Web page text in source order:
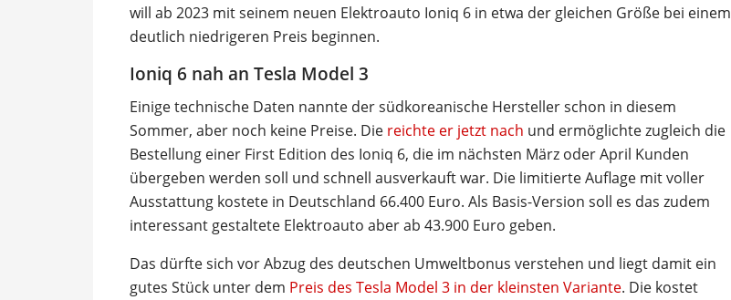
will ab 2023 mit seinem neuen Elektroauto Ioniq 6 in etwa der gleichen Größe bei einem
deutlich niedrigeren Preis beginnen.
Ioniq 6 nah an Tesla Model 3
Einige technische Daten nannte der südkoreanische Hersteller schon in diesem
Sommer, aber noch keine Preise. Die reichte er jetzt nach und ermöglichte zugleich die
Bestellung einer First Edition des Ioniq 6, die im nächsten März oder April Kunden
übergeben werden soll und schnell ausverkauft war. Die limitierte Auflage mit voller
Ausstattung kostete in Deutschland 66.400 Euro. Als Basis-Version soll es das zudem
interessant gestaltete Elektroauto aber ab 43.900 Euro geben.
Das dürfte sich vor Abzug des deutschen Umweltbonus verstehen und liegt damit ein
gutes Stück unter dem Preis des Tesla Model 3 in der kleinsten Variante. Die kostet